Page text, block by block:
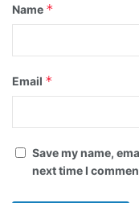
Name *
Email *
Save my name,
next time I